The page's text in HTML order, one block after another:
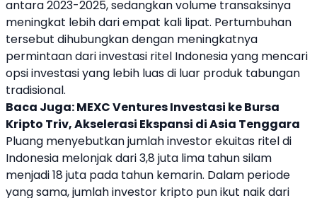
antara 2023-2025, sedangkan volume transaksinya
meningkat lebih dari empat kali lipat. Pertumbuhan
tersebut dihubungkan dengan meningkatnya
permintaan dari investasi ritel Indonesia yang mencari
opsi investasi yang lebih luas di luar produk tabungan
tradisional.
Baca Juga:MEXC Ventures Investasi ke Bursa
Kripto Triv, Akselerasi Ekspansi di Asia Tenggara
Pluang menyebutkan jumlah investor ekuitas ritel di
Indonesia melonjak dari 3,8 juta lima tahun silam
menjadi 18 juta pada tahun kemarin. Dalam periode
yang sama, jumlah investor kripto pun ikut naik dari